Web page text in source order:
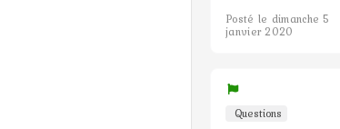
Posté le dimanche 5
janvier 2020
Questions